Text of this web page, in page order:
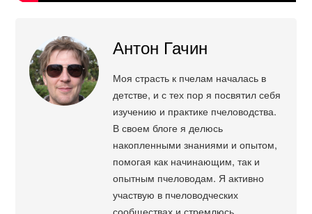
Антон Гачин
Моя страсть к пчелам началась в
детстве, и с тех пор я посвятил себя
изучению и практике пчеловодства.
В своем блоге я делюсь
накопленными знаниями и опытом,
помогая как начинающим, так и
опытным пчеловодам. Я активно
участвую в пчеловодческих